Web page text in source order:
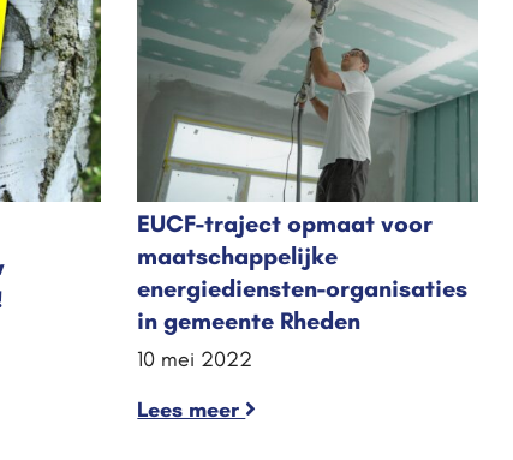
EUCF-traject opmaat voor
maatschappelijke
energiediensten-organisaties
in gemeente Rheden
10 mei 2022
Lees meer